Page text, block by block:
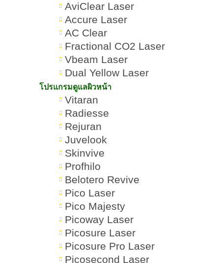
AviClear Laser
Accure Laser
AC Clear
Fractional CO2 Laser
Vbeam Laser
Dual Yellow Laser
โปรแกรมดูแลผิวหน้า
Vitaran
Radiesse
Rejuran
Juvelook
Skinvive
Profhilo
Belotero Revive
Pico Laser
Pico Majesty
Picoway Laser
Picosure Laser
Picosure Pro Laser
Picosecond Laser
สารบัญเนื้อหา เป็นสิวที่คาง ไม่มี
หัว
เป็นสิวที่คาง ไม่มีหัว เกิดจากอะไร
รักษาอย่างไรให้สิวยุบ
เป็นสิวที่คาง ไม่มีหัว คืออะไร ต่าง
จากสิวทั่วไปอย่างไร
เป็นสิวที่คาง ไม่มีหัว เกิดจากอะไร
เป็นสิวที่คาง ไม่มีหัว เกิดจากฮอร์โมน
แปรปรวน
เป็นสิวที่คาง ไม่มีหัว เกิดจากการอุด
ตันของรูขุมขน